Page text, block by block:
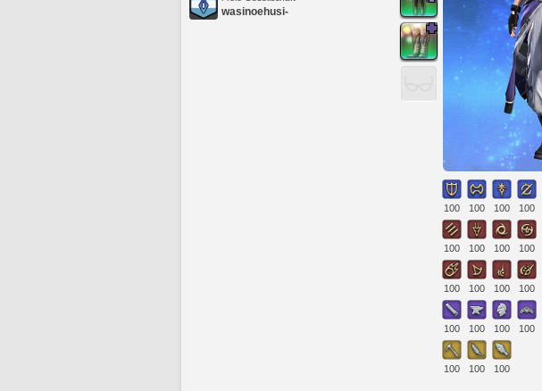
wasinoehusi-
100 100 100 100
100 100 100 100
100 100 100 100
100 100 100 100
100 100 100